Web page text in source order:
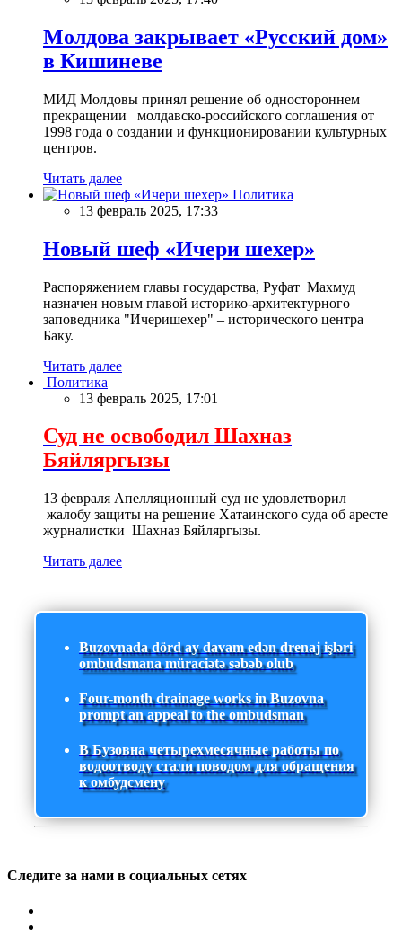
Молдова закрывает «Русский дом»
в Кишиневе
МИД Молдовы принял решение об одностороннем
прекращении молдавско-российского соглашения от
1998 года о создании и функционировании культурных
центров.
Читать далее
Политика
13 февраль 2025, 17:33
Новый шеф «Ичери шехер»
Распоряжением главы государства, Руфат Махмуд
назначен новым главой историко-архитектурного
заповедника "Ичеришехер" – исторического центра
Баку.
Читать далее
Политика
13 февраль 2025, 17:01
Суд не освободил Шахназ
Бяйляргызы
13 февраля Апелляционный суд не удовлетворил
жалобу защиты на решение Хатаинского суда об аресте
журналистки Шахназ Бяйляргызы.
Читать далее
Buzovnada dörd ay davam edən drenaj işləri
ombudsmana müraciətə səbəb olub
Four-month drainage works in Buzovna
prompt an appeal to the ombudsman
В Бузовна четырехмесячные работы по
водоотводу стали поводом для обращения
к омбудсмену
Следите за нами в социальных сетях